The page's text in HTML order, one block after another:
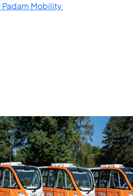
Padam Mobility